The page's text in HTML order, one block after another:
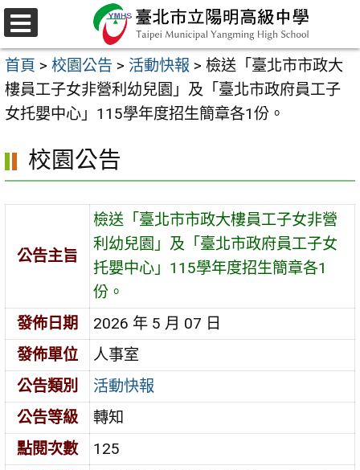
跳
至
主
要
內
區
選
單
首頁 > 校園公告 > 活動快報 > 檢送「臺北市市政大
樓員工子女非營利幼兒園」及「臺北市政府員工子
女托嬰中心」115學年度招生簡章各1份。
校園公告
公告主旨
檢送「臺北市市政大樓員工子女非營
利幼兒園」及「臺北市政府員工子女
托嬰中心」115學年度招生簡章各1
份。
發佈日期
2026 年 5 月 07 日
發佈單位
人事室
公告類別
活動快報
公告等級
轉知
點閱次數
125